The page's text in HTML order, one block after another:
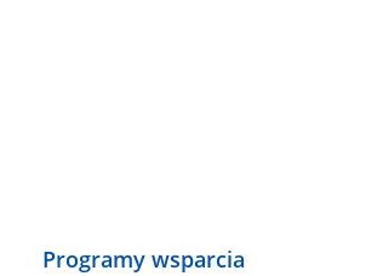
Programy wsparcia